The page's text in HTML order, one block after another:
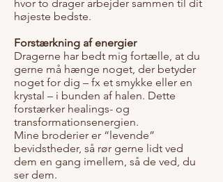
hvor to drager arbejder sammen til dit
højeste bedste.
Forstærkning af energier
Dragerne har bedt mig fortælle, at du
gerne må hænge noget, der betyder
noget for dig – fx et smykke eller en
krystal – i bunden af halen. Dette
forstærker healings- og
transformationsenergien.
Mine broderier er “levende”
bevidstheder, så rør gerne lidt ved
dem en gang imellem, så de ved, du
ser dem.